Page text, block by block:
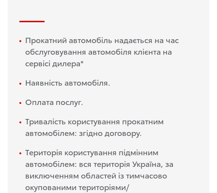
Прокатний автомобіль надається на час
обслуговування автомобіля клієнта на
сервісі дилера*
Наявність автомобіля.
Оплата послуг.
Тривалість користування прокатним
автомобілем: згідно договору.
Територія користування підмінним
автомобілем: вся територія Україна, за
виключенням областей із тимчасово
окупованими територіями/